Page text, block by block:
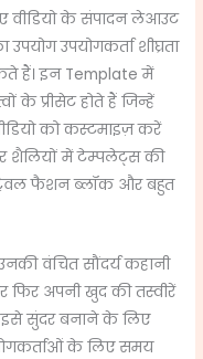
वीडियो के संपादन लेआउट
उपयोगकर्ता शीघ्रता
हैं। इन Template में
के प्रीसेट होते हैं जिन्हें
को कस्टमाइज़ करें
शैलियों में टेम्पलेट्स की
फैशन ब्लॉक और बहुत
वंचित सौंदर्य कहानी
अपनी खुद की तस्वीरें
सुंदर बनाने के लिए
के लिए समय